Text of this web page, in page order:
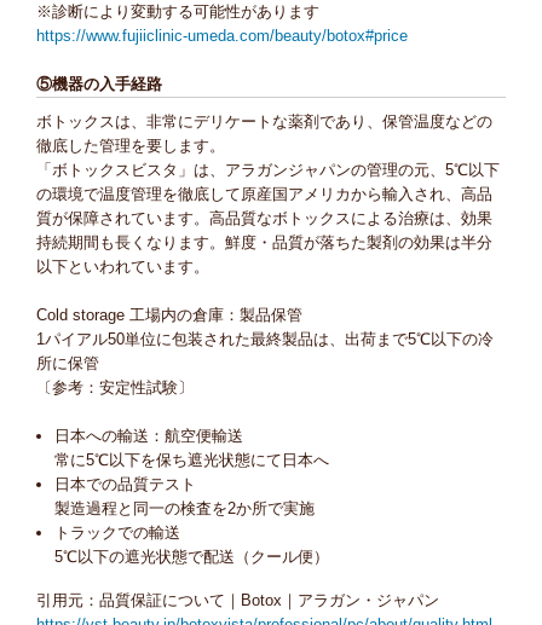
※診断により変動する可能性があります
https://www.fujiiclinic-umeda.com/beauty/botox#price
⑤機器の入手経路
ボトックスは、非常にデリケートな薬剤であり、保管温度などの
徹底した管理を要します。
「ボトックスビスタ」は、アラガンジャパンの管理の元、5℃以下
の環境で温度管理を徹底して原産国アメリカから輸入され、高品
質が保障されています。高品質なボトックスによる治療は、効果
持続期間も長くなります。鮮度・品質が落ちた製剤の効果は半分
以下といわれています。
Cold storage 工場内の倉庫：製品保管
1パイアル50単位に包装された最終製品は、出荷まで5℃以下の冷
所に保管
〔参考：安定性試験〕
日本への輸送：航空便輸送
常に5℃以下を保ち遮光状態にて日本へ
日本での品質テスト
製造過程と同一の検査を2か所で実施
トラックでの輸送
5℃以下の遮光状態で配送（クール便）
引用元：品質保証について｜Botox｜アラガン・ジャパン